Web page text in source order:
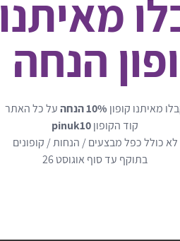
כיוון ההליכה
מאיתנו
הנחה
מאיתנו קופון 10% הנחה
על כל האתר
קוד הקופוןpinuk10
לא כולל כפל מבצעים / הנחות / קופונים
בתוקף עד סוף אוגוסט 26